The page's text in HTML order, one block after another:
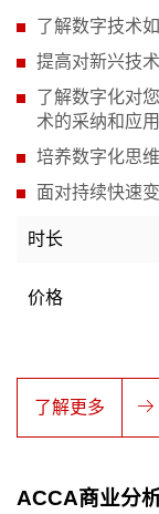
了解数字技术
提高对新兴技
了解数字化对
术的采纳和应
培养数字化思
面对持续快速
时长
价格
了解更多
ACCA商业分